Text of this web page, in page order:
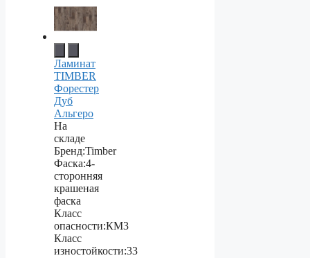
Ламинат
TIMBER
Форестер
Дуб
Альгеро
На
складе
Бренд:Timber
Фаска:4-
сторонняя
крашеная
фаска
Класс
опасности:КМ3
Класс
изностойкости:33